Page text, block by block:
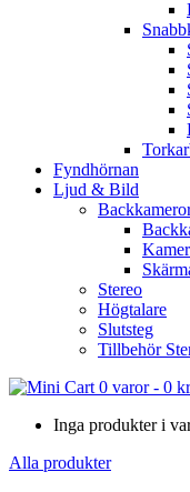
Fyndhörnan
Ljud & Bild
Stereo
Högtalare
Slutsteg
Tillbehör
0 varor- 0 kr
Inga produkter i
Alla produkter